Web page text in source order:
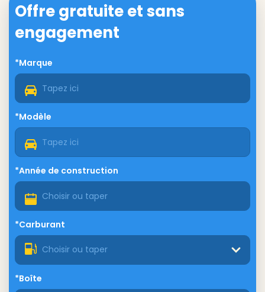
Offre gratuite et sans
engagement
*Marque
*Modèle
*Année de construction
*Carburant
Choisir ou taper
*Boîte